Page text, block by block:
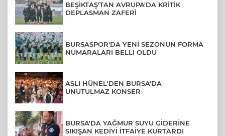
BEŞİKTAŞ'TAN AVRUPA'DA KRİTİK
DEPLASMAN ZAFERİ
BURSASPOR'DA YENİ SEZONUN FORMA
NUMARALARI BELLİ OLDU
ASLI HÜNEL'DEN BURSA'DA
UNUTULMAZ KONSER
BURSA'DA YAĞMUR SUYU GİDERİNE
SIKIŞAN KEDİYİ İTFAİYE KURTARDI